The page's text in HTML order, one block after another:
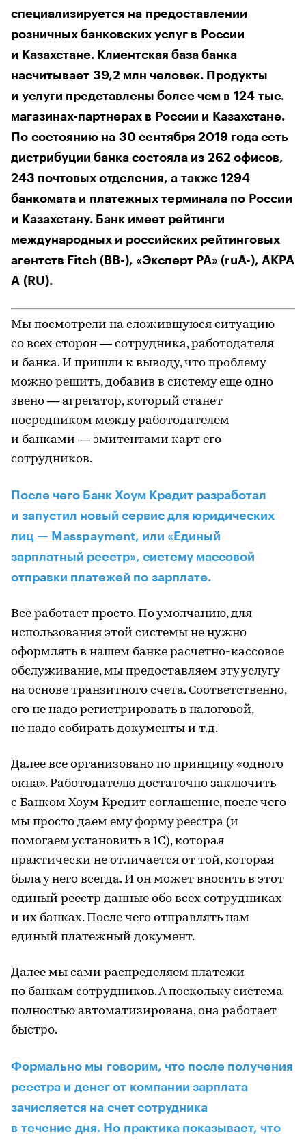
специализируется на предоставлении
розничных банковских услуг в России
и Казахстане. Клиентская база банка
насчитывает 39,2 млн человек. Продукты
и услуги представлены более чем в 124 тыс.
магазинах-партнерах в России и Казахстане.
По состоянию на 30 сентября 2019 года сеть
дистрибуции банка состояла из 262 офисов,
243 почтовых отделения, а также 1294
банкомата и платежных терминала по России
и Казахстану. Банк имеет рейтинги
международных и российских рейтинговых
агентств Fitch (BB-), «Эксперт РА» (ruA-), АКРА
А (RU).
Мы посмотрели на сложившуюся ситуацию
со всех сторон — сотрудника, работодателя
и банка. И пришли к выводу, что проблему
можно решить, добавив в систему еще одно
звено — агрегатор, который станет
посредником между работодателем
и банками — эмитентами карт его
сотрудников.
После чего Банк Хоум Кредит разработал
и запустил новый сервис для юридических
лиц — Masspayment, или «Единый
зарплатный реестр», систему массовой
отправки платежей по зарплате.
Все работает просто. По умолчанию, для
использования этой системы не нужно
оформлять в нашем банке расчетно-кассовое
обслуживание, мы предоставляем эту услугу
на основе транзитного счета. Соответственно,
его не надо регистрировать в налоговой,
не надо собирать документы и т.д.
Далее все организовано по принципу «одного
окна». Работодателю достаточно заключить
с Банком Хоум Кредит соглашение, после чего
мы просто даем ему форму реестра (и
помогаем установить в 1С), которая
практически не отличается от той, которая
была у него всегда. И он может вносить в этот
единый реестр данные обо всех сотрудниках
и их банках. После чего отправлять нам
единый платежный документ.
Далее мы сами распределяем платежи
по банкам сотрудников. А поскольку система
полностью автоматизирована, она работает
быстро.
Формально мы говорим, что после получения
реестра и денег от компании зарплата
зачисляется на счет сотрудника
в течение дня. Но практика показывает, что